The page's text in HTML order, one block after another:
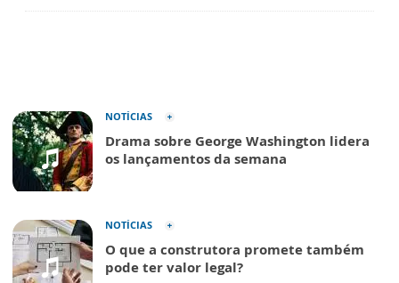
NOTÍCIAS
Drama sobre George Washington lidera
os lançamentos da semana
NOTÍCIAS
O que a construtora promete também
pode ter valor legal?